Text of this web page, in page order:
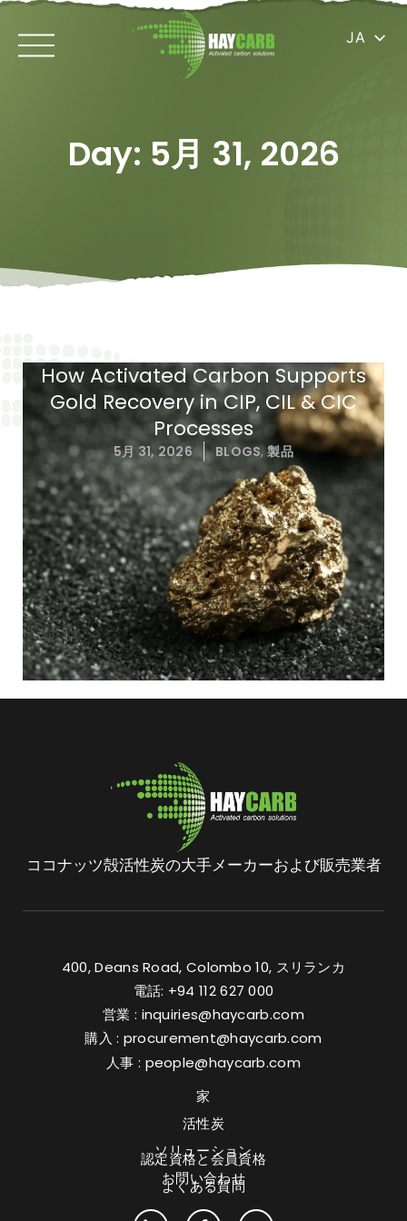
JA
Day: 5月 31, 2026
How Activated Carbon Supports
Gold Recovery in CIP, CIL & CIC
Processes
5月 31, 2026 BLOGS,製品
ココナッツ殻活性炭の大手メーカーおよび販売業者
400, Deans Road, Colombo 10, スリランカ
電話: +94 112 627 000
営業 : inquiries@haycarb.com
購入 : procurement@haycarb.com
人事 : people@haycarb.com
家
活性炭
ソリューション
お問い合わせ
認定資格と会員資格
よくある質問